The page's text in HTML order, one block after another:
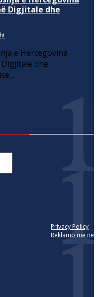
Digjitale dhe
e Hercegovina
dhe
Privacy Policy
Reklamo me ne